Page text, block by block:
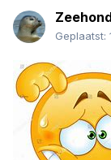
Geplaatst: